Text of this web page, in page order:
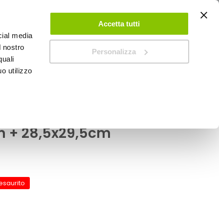
media
nostro
utilizzo
Accetta tutti
Personalizza
ACCEDI CREA UN ACCOUNT CONTATTACI
+ 28,5x29,5cm